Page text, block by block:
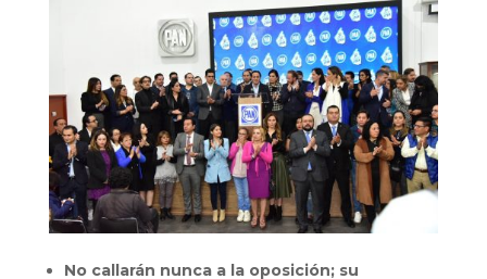
No callarán nunca a la oposición; su